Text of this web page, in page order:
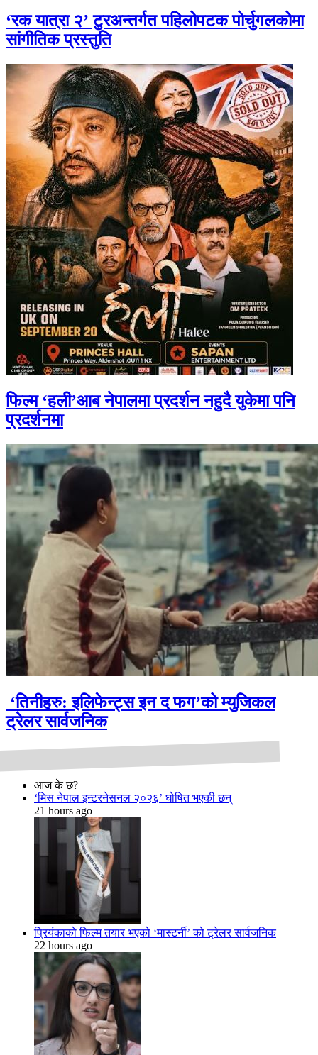
‘रक यात्रा २’ टुरअन्तर्गत पहिलोपटक पोर्चुगलकोमा
सांगीतिक प्रस्तुति
फिल्म ‘हली’आब नेपालमा प्रदर्शन नहुदै युकेमा पनि
प्रदर्शनमा
‘तिनीहरु: इलिफेन्ट्स इन द फग’को म्युजिकल
ट्रेलर सार्वजनिक
आज के छ?
‘मिस नेपाल इन्टरनेसनल २०२६’ घोषित भएकी छन्
21 hours ago
प्रियंकाको फिल्म तयार भएको ‘मास्टर्नी’ को ट्रेलर सार्वजनिक
22 hours ago